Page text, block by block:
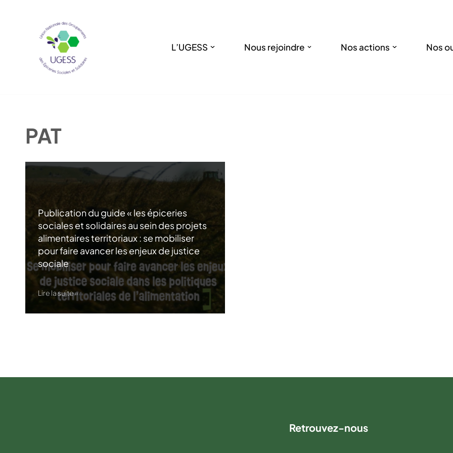
contenu
L’UGESS Nous rejoindre Nos actions Nos
PAT
Publication du guide « les épiceries
sociales et solidaires au sein des projets
alimentaires territoriaux : se mobiliser
pour faire avancer les enjeux de justice
sociale
Lire la suite »
Retrouvez-nous